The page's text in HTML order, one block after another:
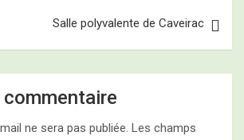
Salle polyvalente de Caveirac
ne sera pas publiée. Les champs